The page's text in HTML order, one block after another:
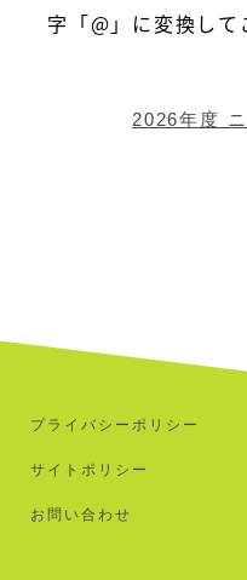
字「@」に変換して
2026年度
プライバシーポリシー
サイトポリシー
お問い合わせ